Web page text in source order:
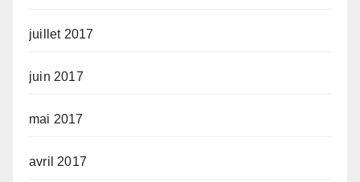
juillet 2017
juin 2017
mai 2017
avril 2017